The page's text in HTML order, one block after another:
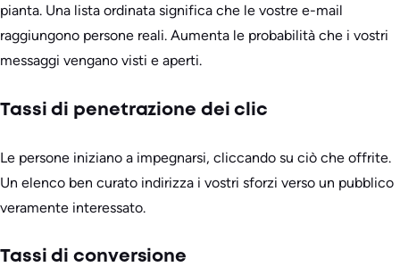
pianta. Una lista ordinata significa che le vostre e-mail
raggiungono persone reali. Aumenta le probabilità che i vostri
messaggi vengano visti e aperti.
Tassi di penetrazione dei clic
Le persone iniziano a impegnarsi, cliccando su ciò che offrite.
Un elenco ben curato indirizza i vostri sforzi verso un pubblico
veramente interessato.
Tassi di conversione